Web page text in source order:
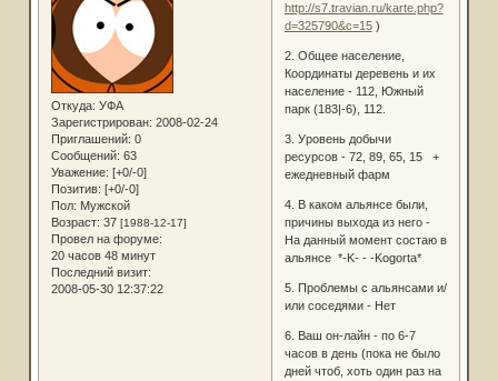
Откуда: УФА
Зарегистрирован: 2008-02-24
Приглашений: 0
Сообщений: 63
Уважение: [+0/-0]
Позитив: [+0/-0]
Пол: Мужской
Возраст: 37 [1988-12-17]
Провел на форуме:
20 часов 48 минут
Последний визит:
2008-05-30 12:37:22
http://s7.travian.ru/karte.php?
d=325790&c=15)
2. Общее население,
Координаты деревень и их
население - 112, Южный
парк (183|-6), 112.
3. Уровень добычи
ресурсов - 72, 89, 65, 15 +
ежедневный фарм
4. В каком альянсе были,
причины выхода из него -
На данный момент состаю в
альянсе *-K- - -Kogorta*
5. Проблемы с альянсами и/
или соседями - Нет
6. Ваш он-лайн - по 6-7
часов в день (пока не было
дней чтоб, хоть один раз на